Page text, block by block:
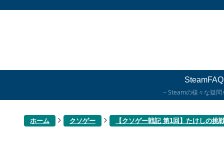
SteamFAQ
Steamの様々な疑問
ホーム クソゲー 【クソゲー戦記 第1回】たけしの挑